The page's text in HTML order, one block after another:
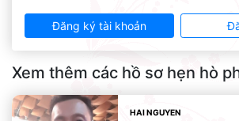
Đăng ký tài khoản
Xem thêm các hồ sơ hẹn hò
HAI NGUYEN